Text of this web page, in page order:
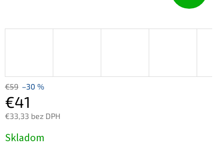
€59 –30 %
€41
€33,33 bez DPH
cena:
Skladom